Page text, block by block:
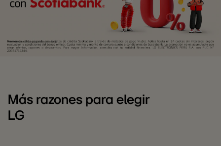
Más razones para elegir
LG